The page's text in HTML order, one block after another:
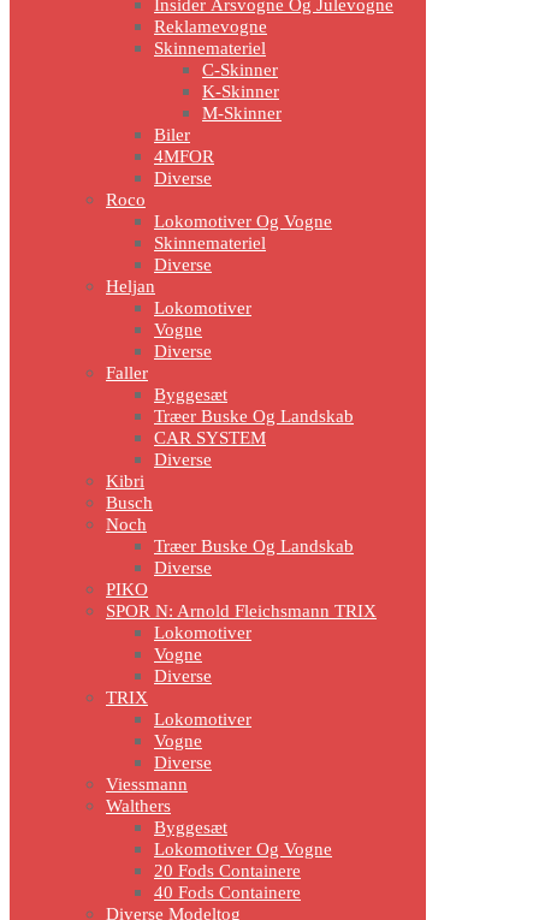
Insider Årsvogne Og Julevogne
Reklamevogne
Skinnemateriel
C-Skinner
K-Skinner
M-Skinner
Biler
4MFOR
Diverse
Roco
Lokomotiver Og Vogne
Skinnemateriel
Diverse
Heljan
Lokomotiver
Vogne
Diverse
Faller
Byggesæt
Træer Buske Og Landskab
CAR SYSTEM
Diverse
Kibri
Busch
Noch
Træer Buske Og Landskab
Diverse
PIKO
SPOR N: Arnold Fleichsmann TRIX
Lokomotiver
Vogne
Diverse
TRIX
Lokomotiver
Vogne
Diverse
Viessmann
Walthers
Byggesæt
Lokomotiver Og Vogne
20 Fods Containere
40 Fods Containere
Diverse Modeltog